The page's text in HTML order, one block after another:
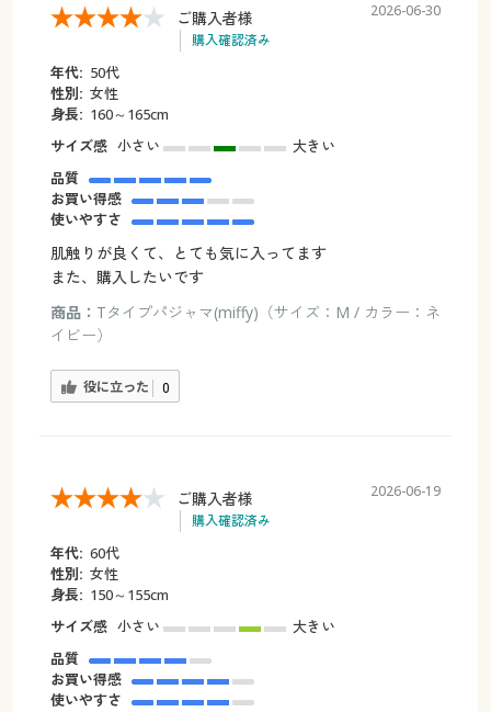
ご購入者様
購入確認済み
2026-06-30
年代: 50代
性別: 女性
身長: 160～165cm
サイズ感 小さい
大きい
品質
お買い得感
使いやすさ
肌触りが良くて、とても気に入ってます
また、購入したいです
商品： Tタイプパジャマ(miffy)（サイズ：M / カラー：ネ
イビー）
役に立った 0
ご購入者様
購入確認済み
2026-06-19
年代: 60代
性別: 女性
身長: 150～155cm
サイズ感 小さい
大きい
品質
お買い得感
使いやすさ